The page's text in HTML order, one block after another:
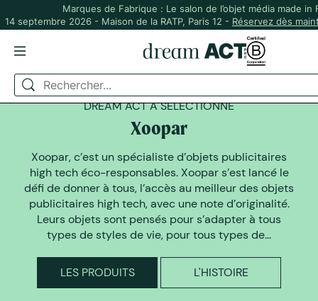
Marques de Fabrique : Le salon de l’objet média made in
14 septembre 2026 - Maison de la RATP, Paris 12 - Réservez dès
DREAM ACT A SELECTIONNÉ
Xoopar
Xoopar, c’est un spécialiste d’objets publicitaires
high tech éco-responsables. Xoopar s’est lancé le
défi de donner à tous, l’accès au meilleur des objets
publicitaires high tech, avec une note d’originalité.
Leurs objets sont pensés pour s’adapter à tous
types de styles de vie, pour tous types de...
LES PRODUITS L'HISTOIRE